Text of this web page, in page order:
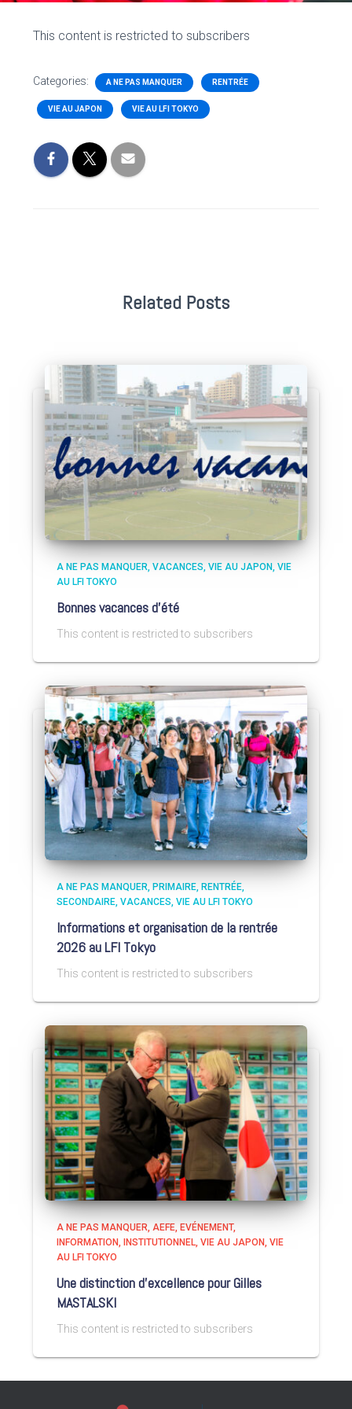
This content is restricted to subscribers
Categories: A NE PAS MANQUER RENTRÉE
VIE AU JAPON VIE AU LFI TOKYO
Related Posts
A NE PAS MANQUER VACANCES VIE AU JAPON VIE
AU LFI TOKYO
Bonnes vacances d’été
This content is restricted to subscribers
A NE PAS MANQUER PRIMAIRE RENTRÉE
SECONDAIRE VACANCES VIE AU LFI TOKYO
Informations et organisation de la rentrée
2026 au LFI Tokyo
This content is restricted to subscribers
A NE PAS MANQUER AEFE EVÉNEMENT
INFORMATION
INSTITUTIONNEL VIE AU JAPON VIE
AU LFI TOKYO
Une distinction d’excellence pour Gilles
MASTALSKI
This content is restricted to subscribers